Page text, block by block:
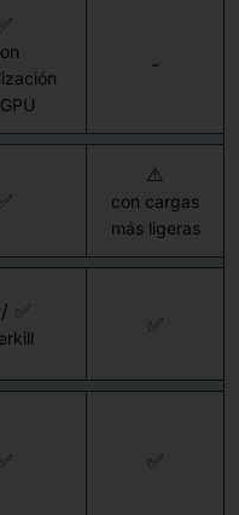
✅
-
✅
⚠️
con cargas
más ligeras
✅
✅
✅ ✅